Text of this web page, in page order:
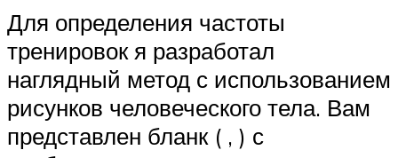
Для определения частоты
тренировок я разработал
наглядный метод с использованием
рисунков человеческого тела. Вам
представлен бланк ( , ) с